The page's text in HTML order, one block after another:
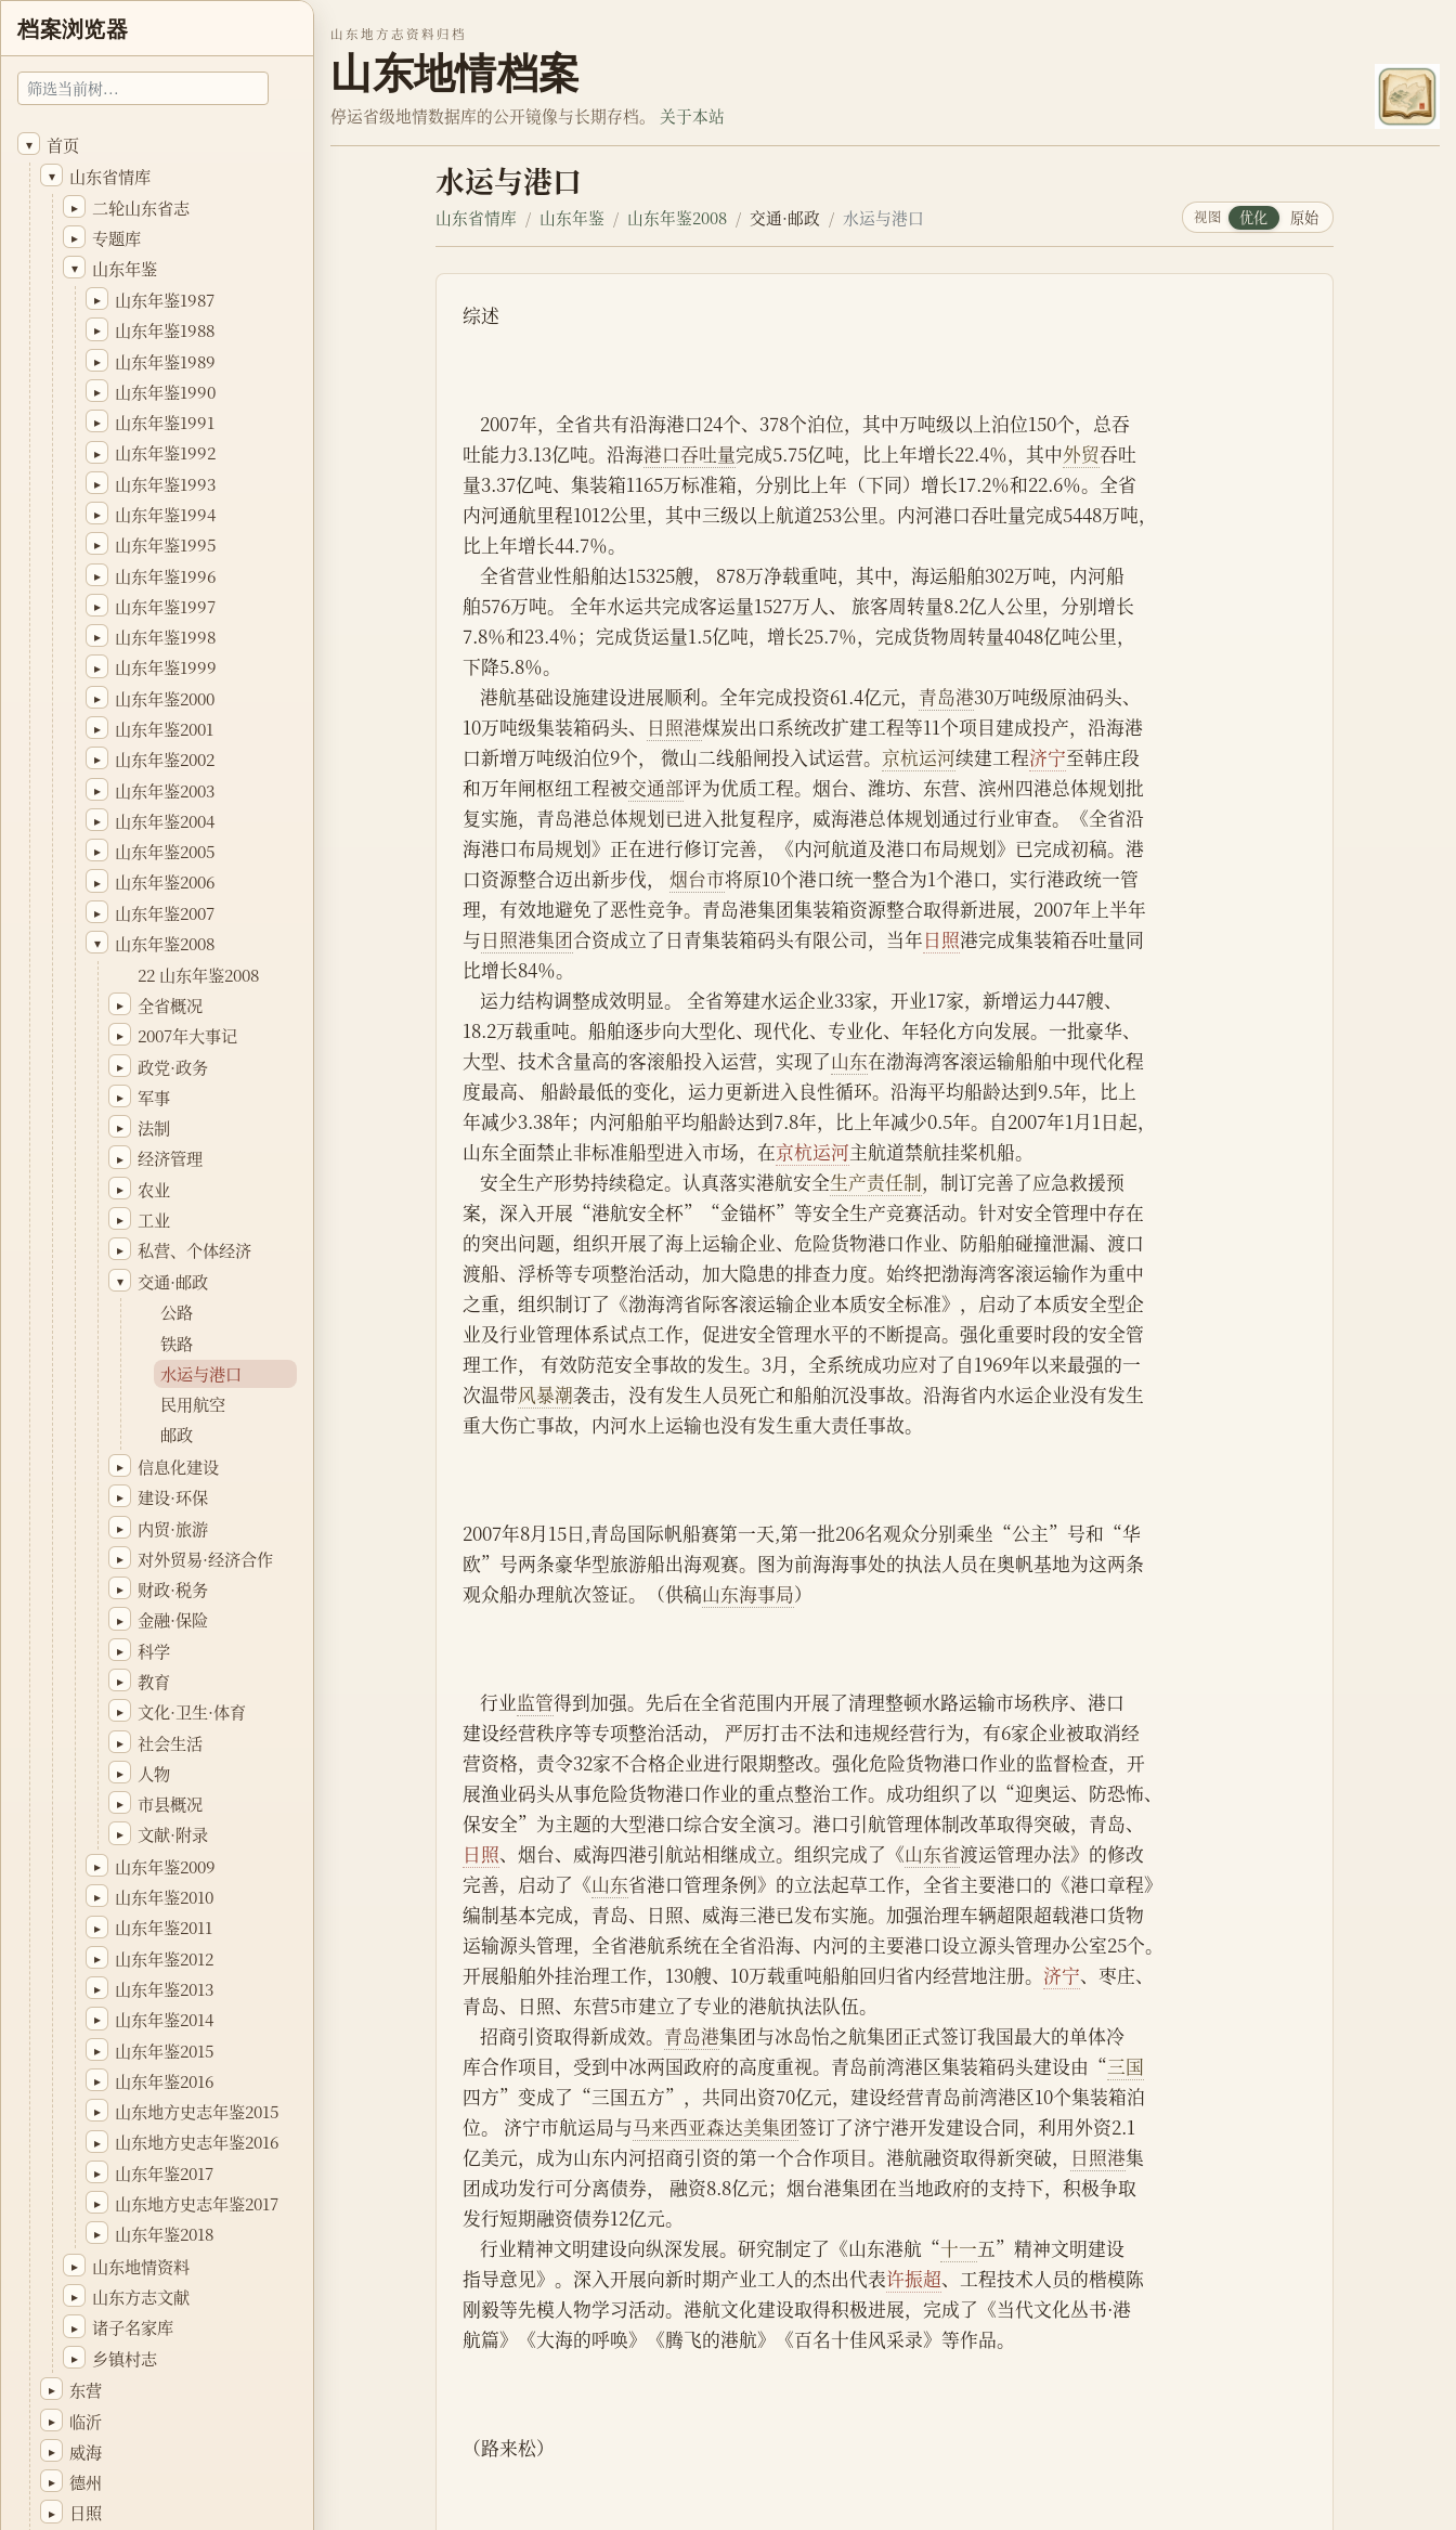
山东地方志资料归档
山东地情档案
停运省级地情数据库的公开镜像与长期存档。 关于本站
水运与港口
山东省情库 山东年鉴 山东年鉴2008 交通·邮政 水运与港口 视图 优化 原始
档案浏览器
▾ 首页
▾ 山东省情库
▸ 二轮山东省志
▸ 专题库
▾ 山东年鉴
▸ 山东年鉴1987
▸ 山东年鉴1988
▸ 山东年鉴1989
▸ 山东年鉴1990
▸ 山东年鉴1991
▸ 山东年鉴1992
▸ 山东年鉴1993
▸ 山东年鉴1994
▸ 山东年鉴1995
▸ 山东年鉴1996
▸ 山东年鉴1997
▸ 山东年鉴1998
▸ 山东年鉴1999
▸ 山东年鉴2000
▸ 山东年鉴2001
▸ 山东年鉴2002
▸ 山东年鉴2003
▸ 山东年鉴2004
▸ 山东年鉴2005
▸ 山东年鉴2006
▸ 山东年鉴2007
▾
山东年鉴2008
22 山东年鉴2008
▸ 全省概况
▸ 2007年大事记
▸ 政党·政务
▸ 军事
▸ 法制
▸ 经济管理
▸ 农业
▸ 工业
▸ 私营、个体经济
▾
交通·邮政
公路
铁路
水运与港口
民用航空
邮政
▸ 信息化建设
▸ 建设·环保
▸ 内贸·旅游
▸ 对外贸易·经济合作
▸ 财政·税务
▸ 金融·保险
▸ 科学
▸ 教育
▸ 文化·卫生·体育
▸ 社会生活
▸ 人物
▸ 市县概况
▸ 文献·附录
▸ 山东年鉴2009
▸ 山东年鉴2010
▸ 山东年鉴2011
▸ 山东年鉴2012
▸ 山东年鉴2013
▸ 山东年鉴2014
▸ 山东年鉴2015
▸ 山东年鉴2016
▸ 山东地方史志年鉴2015
▸ 山东地方史志年鉴2016
▸ 山东年鉴2017
▸ 山东地方史志年鉴2017
▸ 山东年鉴2018
▸ 山东地情资料
▸ 山东方志文献
▸ 诸子名家库
▸ 乡镇村志
▸ 东营
▸ 临沂
▸ 威海
▸ 德州
▸ 日照
综述
    2007年，全省共有沿海港口24个、378个泊位，其中万吨级以上泊位150个，总吞
吐能力3.13亿吨。沿海港口吞吐量完成5.75亿吨，比上年增长22.4％，其中外贸吞吐
量3.37亿吨、集装箱1165万标准箱，分别比上年（下同）增长17.2％和22.6％。全省
内河通航里程1012公里，其中三级以上航道253公里。内河港口吞吐量完成5448万吨，
比上年增长44.7％。
    全省营业性船舶达15325艘， 878万净载重吨，其中，海运船舶302万吨，内河船
舶576万吨。 全年水运共完成客运量1527万人、 旅客周转量8.2亿人公里，分别增长
7.8％和23.4％；完成货运量1.5亿吨，增长25.7％，完成货物周转量4048亿吨公里，
下降5.8％。
    港航基础设施建设进展顺利。全年完成投资61.4亿元，
青岛港30万吨级原油码头、
10万吨级集装箱码头、
日照港煤炭出口系统改扩建工程等11个项目建成投产，沿海港
口新增万吨级泊位9个， 微山二线船闸投入试运营。 京杭运河续建工程济宁至韩庄段
和万年闸枢纽工程被交通部评为优质工程。烟台、潍坊、东营、滨州四港总体规划批
复实施，青岛港总体规划已进入批复程序，威海港总体规划通过行业审查。《全省沿
海港口布局规划》正在进行修订完善，《内河航道及港口布局规划》已完成初稿。港
口资源整合迈出新步伐， 烟台市将原10个港口统一整合为1个港口，实行港政统一管
理，有效地避免了恶性竞争。青岛港集团集装箱资源整合取得新进展，2007年上半年
与日照港集团合资成立了日青集装箱码头有限公司，当年日照港完成集装箱吞吐量同
比增长84％。
    运力结构调整成效明显。 全省筹建水运企业33家，开业17家，新增运力447艘、
18.2万载重吨。船舶逐步向大型化、现代化、专业化、年轻化方向发展。一批豪华、
大型、技术含量高的客滚船投入运营，实现了山东在渤海湾客滚运输船舶中现代化程
度最高、 船龄最低的变化，运力更新进入良性循环。沿海平均船龄达到9.5年，比上
年减少3.38年；内河船舶平均船龄达到7.8年，比上年减少0.5年。自2007年1月1日起，
山东全面禁止非标准船型进入市场，在京杭运河主航道禁航挂桨机船。
    安全生产形势持续稳定。认真落实港航安全
生产责任制，制订完善了应急救援预
案，深入开展“港航安全杯”“金锚杯”等安全生产竞赛活动。针对安全管理中存在
的突出问题，组织开展了海上运输企业、危险货物港口作业、防船舶碰撞泄漏、渡口
渡船、浮桥等专项整治活动，加大隐患的排查力度。始终把渤海湾客滚运输作为重中
之重，组织制订了《渤海湾省际客滚运输企业本质安全标准》，启动了本质安全型企
业及行业管理体系试点工作，促进安全管理水平的不断提高。强化重要时段的安全管
理工作， 有效防范安全事故的发生。3月，全系统成功应对了自1969年以来最强的一
次温带风暴潮袭击，没有发生人员死亡和船舶沉没事故。沿海省内水运企业没有发生
重大伤亡事故，内河水上运输也没有发生重大责任事故。
2007年8月15日,青岛国际帆船赛第一天,第一批206名观众分别乘坐“公主”号和“华
欧”号两条豪华型旅游船出海观赛。图为前海海事处的执法人员在奥帆基地为这两条
观众船办理航次签证。（供稿山东海事局）
    行业
监管得到加强。先后在全省范围内开展了清理整顿水路运输市场秩序、港口
建设经营秩序等专项整治活动， 严厉打击不法和违规经营行为，有6家企业被取消经
营资格，责令32家不合格企业进行限期整改。强化危险货物港口作业的监督检查，开
展渔业码头从事危险货物港口作业的重点整治工作。成功组织了以“迎奥运、防恐怖、
保安全”为主题的大型港口综合安全演习。港口引航管理体制改革取得突破，青岛、
日照、烟台、威海四港引航站相继成立。组织完成了《山东省渡运管理办法》的修改
完善，启动了《山东省港口管理条例》的立法起草工作，全省主要港口的《港口章程》
编制基本完成，青岛、日照、威海三港已发布实施。加强治理车辆超限超载港口货物
运输源头管理，全省港航系统在全省沿海、内河的主要港口设立源头管理办公室25个。
开展船舶外挂治理工作，130艘、10万载重吨船舶回归省内经营地注册。 济宁、枣庄、
青岛、日照、东营5市建立了专业的港航执法队伍。
    招商引资取得新成效。
青岛港集团与冰岛怡之航集团正式签订我国最大的单体冷
库合作项目，受到中冰两国政府的高度重视。青岛前湾港区集装箱码头建设由“三国
四方”变成了“三国五方”，共同出资70亿元，建设经营青岛前湾港区10个集装箱泊
位。 济宁市航运局与马来西亚森达美集团签订了济宁港开发建设合同，利用外资2.1
亿美元，成为山东内河招商引资的第一个合作项目。港航融资取得新突破，
日照港集
团成功发行可分离债券， 融资8.8亿元；烟台港集团在当地政府的支持下，积极争取
发行短期融资债券12亿元。
    行业精神文明建设向纵深发展。研究制定了《山东港航“
十一五”精神文明建设
指导意见》。深入开展向新时期产业工人的杰出代表许振超、工程技术人员的楷模陈
刚毅等先模人物学习活动。港航文化建设取得积极进展，完成了《当代文化丛书·港
航篇》《大海的呼唤》《腾飞的港航》《百名十佳风采录》等作品。
（路来松）